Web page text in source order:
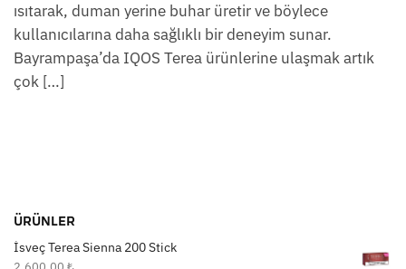
ısıtarak, duman yerine buhar üretir ve böylece
kullanıcılarına daha sağlıklı bir deneyim sunar.
Bayrampaşa’da IQOS Terea ürünlerine ulaşmak artık
çok […]
ÜRÜNLER
İsveç Terea Sienna 200 Stick